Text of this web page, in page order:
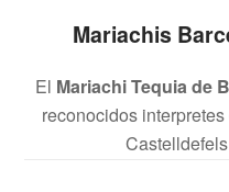
Mariachis
El Mariachi Tequia de
reconocidos